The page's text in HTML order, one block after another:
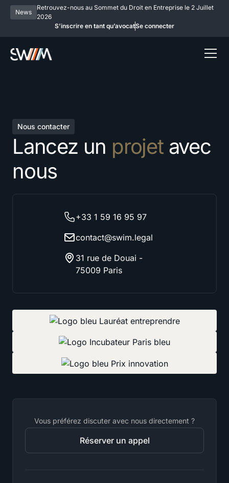
News
Retrouvez-nous au Sommet du Droit en Entreprise le 2 Juillet
2026
S’inscrire en tant qu’avocatSe connecter
Nous contacter
Lancez un projetavec
nous
+33 1 59 16 95 97
contact@swim.legal
31 rue de Douai -
75009 Paris
Vous préférez discuter avec nous directement ?
Réserver un appel